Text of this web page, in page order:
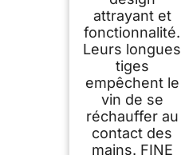
attrayant et
fonctionnalité.
Leurs longues
tiges
empêchent le
vin de se
réchauffer au
contact des
mains. FINE